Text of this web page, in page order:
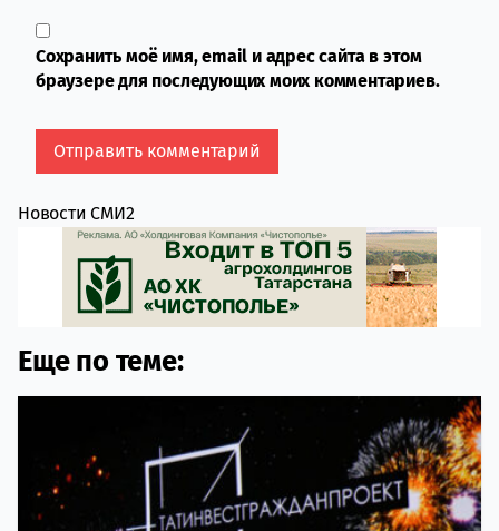
Сохранить моё имя, email и адрес сайта в этом
браузере для последующих моих комментариев.
Новости СМИ2
Еще по теме: